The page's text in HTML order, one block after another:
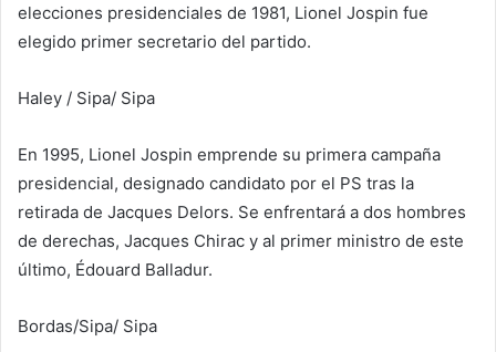
elecciones presidenciales de 1981, Lionel Jospin fue
elegido primer secretario del partido.
Haley / Sipa/ Sipa
En 1995, Lionel Jospin emprende su primera campaña
presidencial, designado candidato por el PS tras la
retirada de Jacques Delors. Se enfrentará a dos hombres
de derechas, Jacques Chirac y al primer ministro de este
último, Édouard Balladur.
Bordas/Sipa/ Sipa